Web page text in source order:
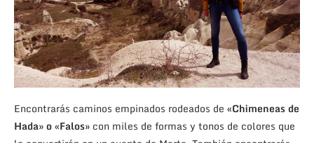
Encontrarás caminos empinados rodeados de «Chimeneas de
Hada» o «Falos» con miles de formas y tonos de colores que